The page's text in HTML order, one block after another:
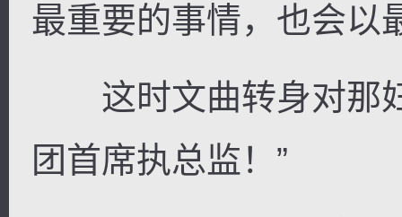
最重要的事情，也会以
这时文曲转身对那妇
团首席执总监！”